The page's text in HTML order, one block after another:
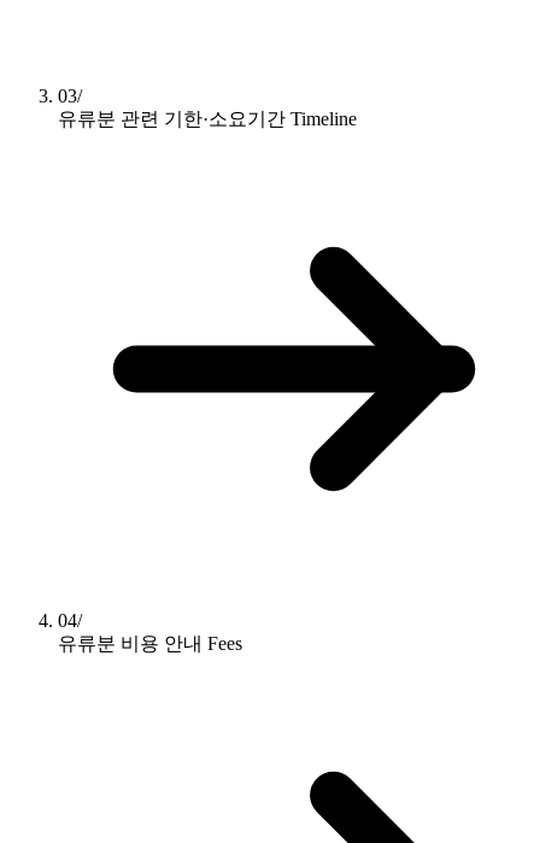
03/
유류분 관련 기한·소요기간 Timeline
04/
유류분 비용 안내 Fees